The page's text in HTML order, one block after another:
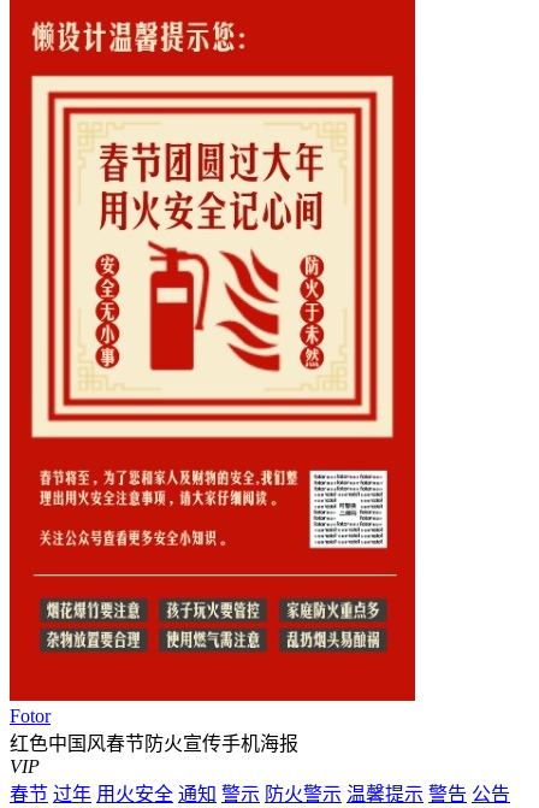
Fotor
红色中国风春节防火宣传手机海报
VIP
春节 过年 用火安全 通知 警示 防火警示 温馨提示 警告 公告